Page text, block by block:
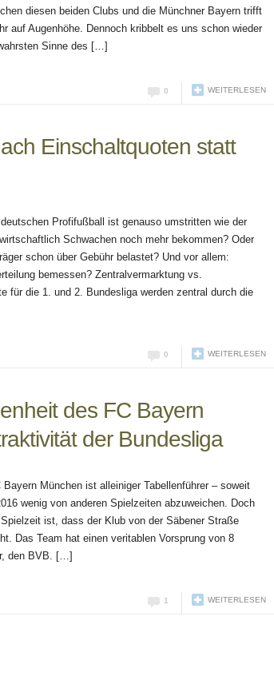
diesen beiden Clubs und die Münchner Bayern trifft
auf Augenhöhe. Dennoch kribbelt es uns schon wieder
Sinne des […]
WEITERLESEN
0
Einschaltquoten statt
Profifußball ist genauso umstritten wie der
Schwachen noch mehr bekommen? Oder
schon über Gebühr belastet? Und vor allem:
bemessen? Zentralvermarktung vs.
für die 1. und 2. Bundesliga werden zentral durch die
WEITERLESEN
0
des FC Bayern
der Bundesliga
München ist alleiniger Tabellenführer – soweit
wenig von anderen Spielzeiten abzuweichen. Doch
ist, dass der Klub von der Säbener Straße
Das Team hat einen veritablen Vorsprung von 8
den BVB. […]
WEITERLESEN
1